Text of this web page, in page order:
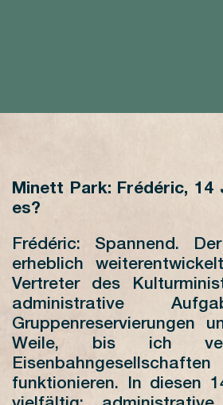
Minett Park: Frédéric, 14
es?
Frédéric: Spannend.
erheblich
Vertreter des
administrative
Gruppenreservierungen
Weile, bis ich
funktionieren. In diesen